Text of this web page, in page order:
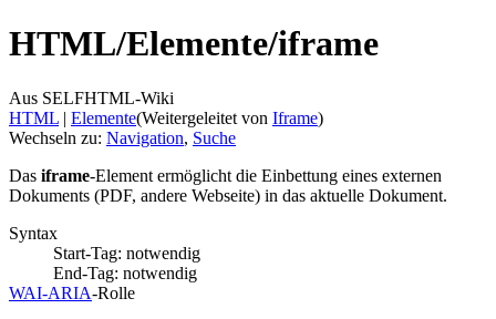
HTML/Elemente/iframe
Aus SELFHTML-Wiki
HTML ‎ | Elemente(Weitergeleitet von Iframe)
Wechseln zu: Navigation, Suche
Das iframe-Element ermöglicht die Einbettung eines externen
Dokuments (PDF, andere Webseite) in das aktuelle Dokument.
Syntax
Start-Tag: notwendig
End-Tag: notwendig
WAI‑ARIA‑Rolle